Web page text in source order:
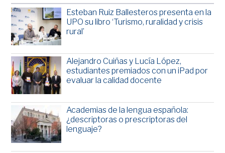
Esteban Ruiz Ballesteros presenta en la
UPO su libro ‘Turismo, ruralidad y crisis
rural’
Alejandro Cuiñas y Lucía López,
estudiantes premiados con un iPad por
evaluar la calidad docente
Academias de la lengua española:
¿descriptoras o prescriptoras del
lenguaje?